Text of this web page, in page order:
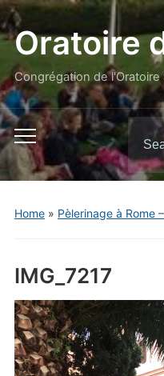
Oratoire
Congrégation de l'Oratoire
Toggle
mobile
menu
for:
Home» Pèlerinage à Rome
IMG_7217